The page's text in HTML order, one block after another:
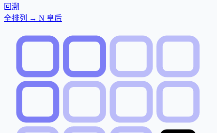
回溯
全排列 → N 皇后